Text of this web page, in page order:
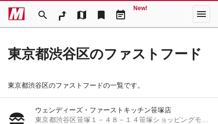
search map bookmark event_note
New! menu
東京都渋谷区のファストフード
東京都渋谷区のファストフードの一覧です。
ウェンディーズ・ファーストキッチン笹塚店
東京都渋谷区笹塚１－４８－１４笹塚ショッピングモール１階